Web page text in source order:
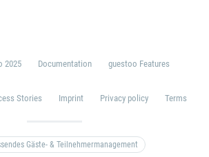
2025 Documentation guestoo Features
Stories Imprint Privacy policy Terms
Gäste- & Teilnehmermanagement